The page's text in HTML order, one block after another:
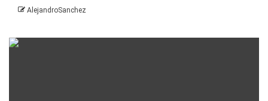
AlejandroSanchez